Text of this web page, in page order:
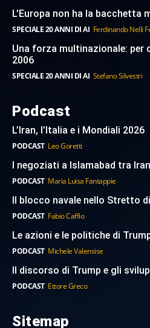
L’Europa non ha la bacchetta
SPECIALE 20 ANNI DI AI Ferdinando Nelli
Una forza multinazionale: per
2006
SPECIALE 20 ANNI DI AI Stefano Silvestri
Podcast
L’Iran, l’Italia e i Mondiali 2026
PODCAST Leo Goretti
I negoziati a Islamabad tra
PODCAST Maria Luisa Fantappie
Il blocco navale nello Stretto
PODCAST Fabio Caffio
Le azioni e le politiche di
PODCAST Michele Valensise
Il discorso di Trump e gli
PODCAST Ettore Greco
Sitemap